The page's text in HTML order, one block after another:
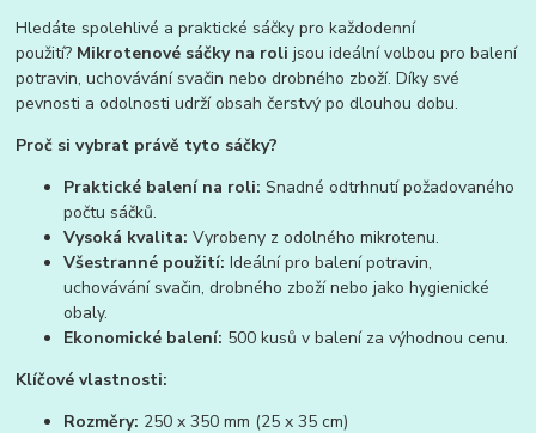
Hledáte spolehlivé a praktické sáčky pro každodenní
použití? Mikrotenové sáčky na roli jsou ideální volboupro balení
potravin, uchovávání svačin nebo drobného zboží. Díky své
pevnosti a odolnosti udrží obsah čerstvý po dlouhou dobu.
Proč si vybrat právě tyto sáčky?
Praktické balení na roli: Snadné odtrhnutí požadovaného
počtu sáčků.
Vysoká kvalita: Vyrobeny z odolného mikrotenu.
Všestranné použití: Ideální pro balení potravin,
uchovávání svačin, drobného zboží nebo jako hygienické
obaly.
Ekonomické balení: 500 kusů v balení za výhodnou cenu.
Klíčové vlastnosti:
Rozměry: 250 x 350 mm (25 x 35 cm)